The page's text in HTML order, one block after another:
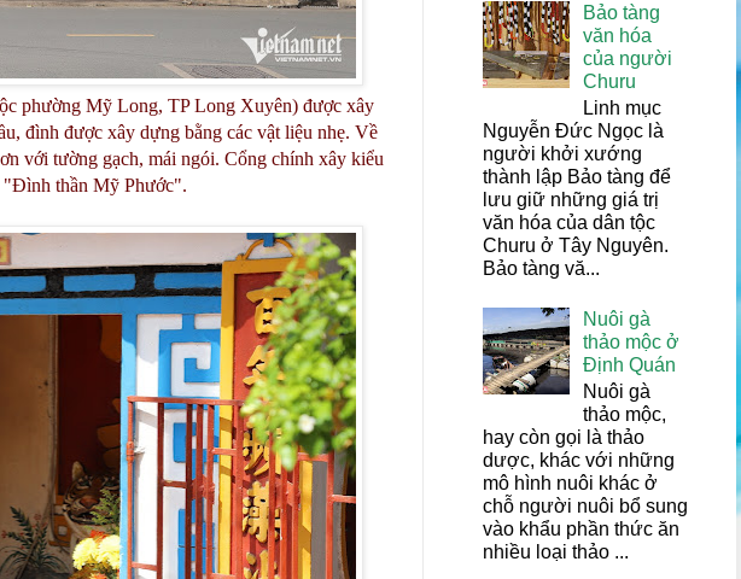
phường Mỹ Long, TP Long Xuyên) được xây
đình được xây dựng bằng các vật liệu nhẹ. Về
với tường gạch, mái ngói. Cổng chính xây kiểu
"Đình thần Mỹ Phước".
Bảo tàng
văn hóa
của người
Churu
Linh mục
Nguyễn Đức Ngọc là
người khởi xướng
thành lập Bảo tàng để
lưu giữ những giá trị
văn hóa của dân tộc
Churu ở Tây Nguyên.
Bảo tàng vă...
Nuôi gà
thảo mộc ở
Định Quán
Nuôi gà
thảo mộc,
hay còn gọi là thảo
dược, khác với những
mô hình nuôi khác ở
chỗ người nuôi bổ sung
vào khẩu phần thức ăn
nhiều loại thảo ...